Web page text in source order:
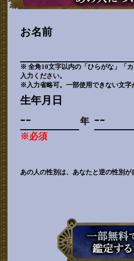
お名前
※ 全角10文字以内の「ひらがな」「
入力ください。
※入力省略可。一部使用できない文字
生年月日
年
※必須
あの人の性別は、あなたと逆の性別が